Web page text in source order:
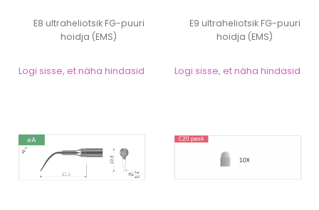
E8 ultraheliotsik FG-puuri
hoidja (EMS)
Logi sisse, et näha hindasid
E9 ultraheliotsik FG-puuri
hoidja (EMS)
Logi sisse, et näha hindasid